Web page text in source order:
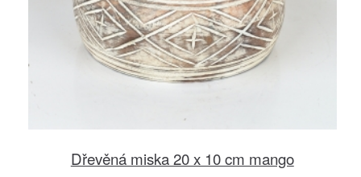
Dřevěná miska 20 x 10 cm mango